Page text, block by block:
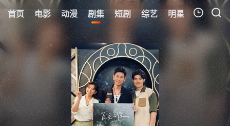
首页 电影 动漫 剧集 短剧 综艺 明星 周表
我的观影记录
暂无观看影片的记录